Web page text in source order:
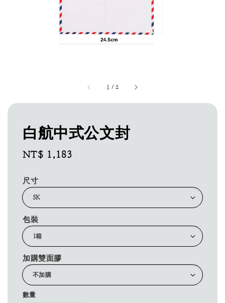
1 /2
白航中式公文封
Regular
NT$ 1,183
尺寸
包裝
加購雙面膠
數量